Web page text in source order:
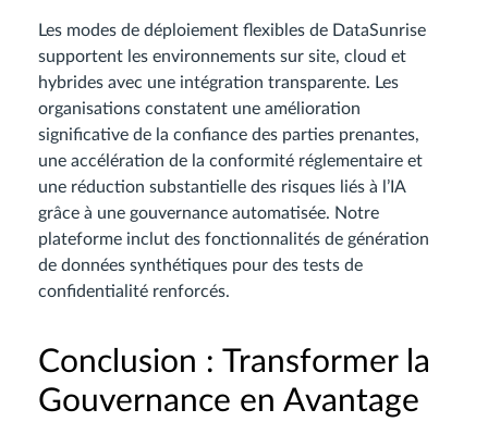
Les modes de déploiement flexibles de DataSunrise
supportent les environnements sur site, cloud et
hybrides avec une intégration transparente. Les
organisations constatent une amélioration
significative de la confiance des parties prenantes,
une accélération de la conformité réglementaire et
une réduction substantielle des risques liés à l’IA
grâce à une gouvernance automatisée. Notre
plateforme inclut des fonctionnalités de génération
de données synthétiques pour des tests de
confidentialité renforcés.
Conclusion : Transformer la
Gouvernance en Avantage